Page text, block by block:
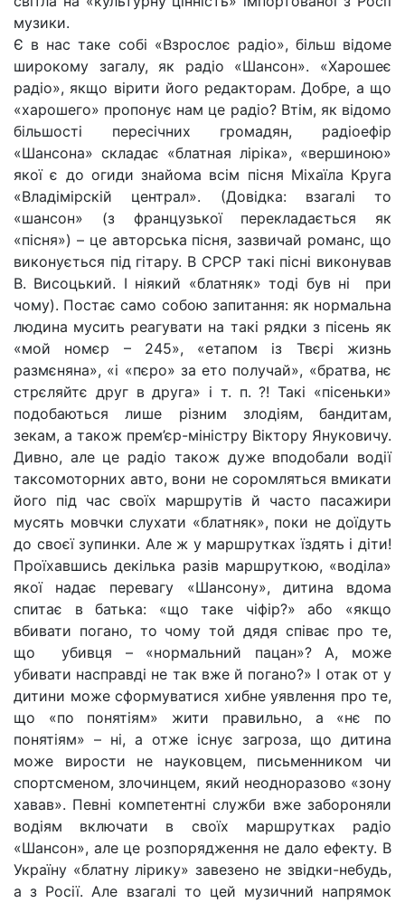
музики.
Є в нас таке собі «Взрослоє радіо», більш відоме
широкому загалу, як радіо «Шансон». «Харошеє
радіо», якщо вірити його редакторам. Добре, а що
«харошего» пропонує нам це радіо? Втім, як відомо
більшості пересічних громадян, радіоефір
«Шансона» складає «блатная ліріка», «вершиною»
якої є до огиди знайома всім пісня Міхаїла Круга
«Владімірскій централ». (Довідка: взагалі то
«шансон» (з французької перекладається як
«пісня») – це авторська пісня, зазвичай романс, що
виконується під гітару. В СРСР такі пісні виконував
В. Висоцький. І ніякий «блатняк» тоді був ні при
чому). Постає само собою запитання: як нормальна
людина мусить реагувати на такі рядки з пісень як
«мой номєр – 245», «етапом із Твєрі жизнь
размєняна», «і «пєро» за ето получай», «братва, нє
стрєляйтє друг в друга» і т. п. ?! Такі «пісеньки»
подобаються лише різним злодіям, бандитам,
зекам, а також прем’єр-міністру Віктору Януковичу.
Дивно, але це радіо також дуже вподобали водії
таксомоторних авто, вони не соромляться вмикати
його під час своїх маршрутів й часто пасажири
мусять мовчки слухати «блатняк», поки не доїдуть
до своєї зупинки. Але ж у маршрутках їздять і діти!
Проїхавшись декілька разів маршруткою, «воділа»
якої надає перевагу «Шансону», дитина вдома
спитає в батька: «що таке чіфір?» або «якщо
вбивати погано, то чому той дядя співає про те,
що убивця – «нормальний пацан»? А, може
убивати насправді не так вже й погано?» І отак от у
дитини може сформуватися хибне уявлення про те,
що «по понятіям» жити правильно, а «нє по
понятіям» – ні, а отже існує загроза, що дитина
може вирости не науковцем, письменником чи
спортсменом, злочинцем, який неодноразово «зону
хавав». Певні компетентні служби вже забороняли
водіям включати в своїх маршрутках радіо
«Шансон», але це розпорядження не дало ефекту. В
Україну «блатну лірику» завезено не звідки-небудь,
а з Росії. Але взагалі то цей музичний напрямок